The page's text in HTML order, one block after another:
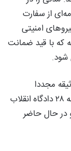
از سفارت
امنیتی
که با قید ضمانت
شود.
مجددا
بازداشت و در دادگاهی پرابهام که توسط شعبه ۲۸ دادگاه انقلاب
شد و در حال حاضر